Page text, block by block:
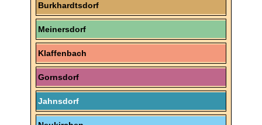
Burkhardtsdorf
Meinersdorf
Klaffenbach
Gornsdorf
Jahnsdorf